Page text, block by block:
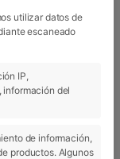
utilizar datos de
escaneado
IP,
del
de información,
productos. Algunos